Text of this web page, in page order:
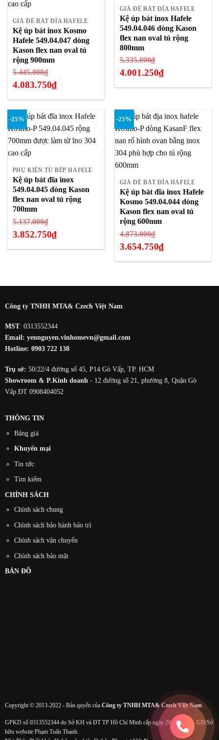
GIÁ ĐỂ BÁT ĐĨA HAFELE
Kệ úp bát inox Kosmo
Hafele 549.04.047 dòng
Kason flex nan oval tủ
rộng 900mm
5.445.000₫
gốc
4.083.750₫
hiện
tại
là:
4.083.750₫.
GIÁ ĐỂ BÁT ĐĨA HAFELE
Kệ úp bát inox Hafele
549.04.046 dòng Kason
flex nan oval tủ rộng
800mm
5.335.000₫
gốc
4.001.250₫
tại
là:
4.001.250₫.
-25%
PHỤ KIỆN TỦ BẾP HAFELE
Kệ úp bát đĩa inox
549.04.045 dòng Kason
flex nan oval tủ rộng
700mm
5.137.000₫
gốc
3.852.750₫
-25%
GIÁ ĐỂ BÁT ĐĨA HAFELE
Kệ úp bát đĩa inox Hafele
Kosmo 549.04.044 dòng
Kason flex nan oval tủ
rộng 600mm
4.873.000₫
gốc
3.654.750₫
3.654.750₫.
Công ty TNHH MTA& Czech Việt Nam
MST: 0313552344
Email: yennguyen.vinhomevn@gmail.com
Hotline: 0903 722 138
Trụ sở: 50/22/4 đường số 45, P14 Gò Vấp, TP. HCM
Showroom & P.Kinh doanh - 12 đường số 21, phường 8, Quận Gò
Vấp.ĐT 0908404052
THÔNG TIN
Bảng giá
Khuyến mại
Tin tức
Tìm kiếm
CHÍNH SÁCH
Chính sách chung
Chính sách bảo hành bảo trì
Chính sách vận chuyển
Chính sách bảo mật
BẢN ĐỒ
Copyright © 2013-2022 - Bản quyển của Công ty TNHH MTA& Czech Việt Nam
GPKD số 0313552344 do Sở KH và ĐT TP Hồ Chí Minh cấp ngày 26/11/2015 - GĐ/Sở
hữu website Phạm Tuấn Thanh.